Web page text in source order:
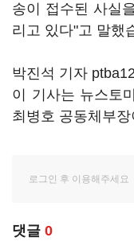
송이 접수된 사실
리고 있다"고 말했
박진석 기자
이 기사는 뉴스토
최병호 공동체부
댓글 0